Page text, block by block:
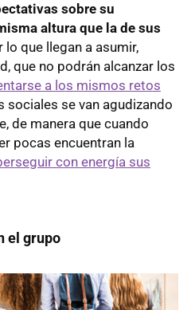
sobre su
altura que la de sus
lo que llegan a asumir,
que no podrán alcanzar los
a los mismos retos
sociales se van agudizando
de manera que cuando
pocas encuentran la
con energía sus
el grupo